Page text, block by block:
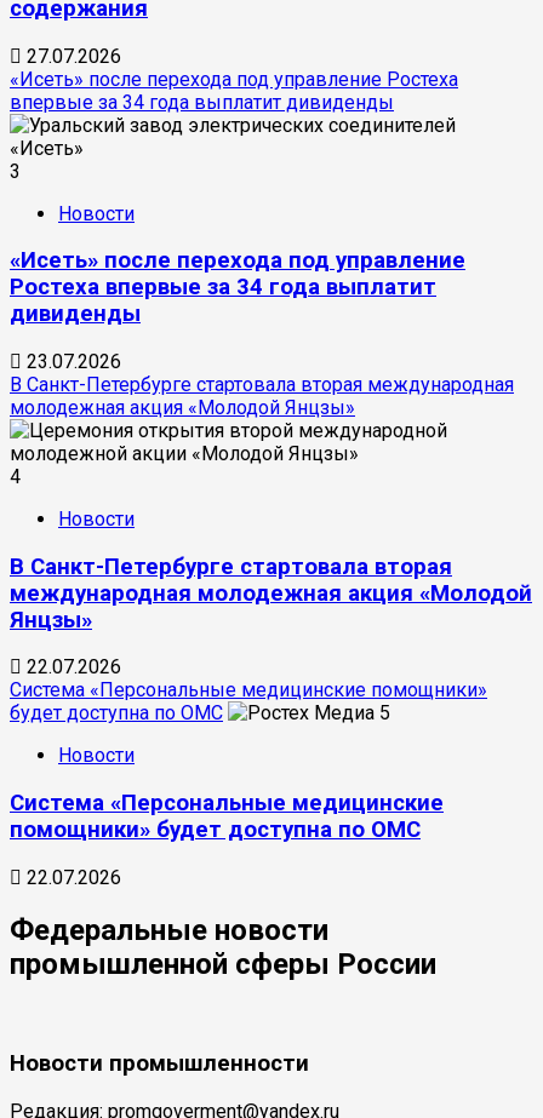
содержания
27.07.2026
«Исеть» после перехода под управление Ростеха
впервые за 34 года выплатит дивиденды
3
Новости
«Исеть» после перехода под управление
Ростеха впервые за 34 года выплатит
дивиденды
23.07.2026
В Санкт-Петербурге стартовала вторая международная
молодежная акция «Молодой Янцзы»
4
Новости
В Санкт-Петербурге стартовала вторая
международная молодежная акция «Молодой
Янцзы»
22.07.2026
Система «Персональные медицинские помощники»
будет доступна по ОМС
5
Новости
Система «Персональные медицинские
помощники» будет доступна по ОМС
22.07.2026
Федеральные новости
промышленной сферы России
Новости промышленности
Редакция: promgoverment@yandex.ru